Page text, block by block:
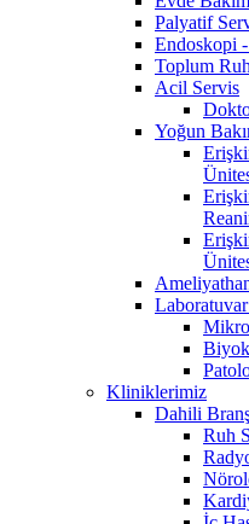
Palyatif
Endoskopi
Toplum
Acil Servis
Yoğun
Kliniklerimiz
Dahili
Ruh